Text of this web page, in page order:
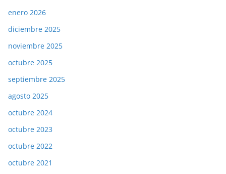
enero 2026
diciembre 2025
noviembre 2025
octubre 2025
septiembre 2025
agosto 2025
octubre 2024
octubre 2023
octubre 2022
octubre 2021